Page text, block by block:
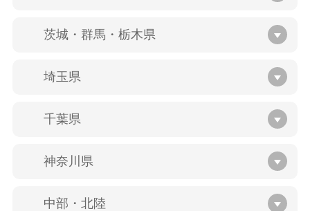
茨城・群馬・栃木県
埼玉県
千葉県
神奈川県
中部・北陸